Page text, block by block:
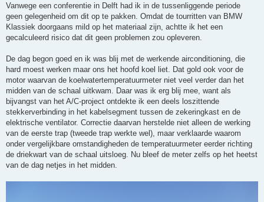
Vanwege een conferentie in Delft had ik in de tussenliggende periode
geen gelegenheid om dit op te pakken. Omdat de tourritten van BMW
Klassiek doorgaans mild op het materiaal zijn, achtte ik het een
gecalculeerd risico dat dit geen problemen zou opleveren.
De dag begon goed en ik was blij met de werkende airconditioning, die
hard moest werken maar ons het hoofd koel liet. Dat gold ook voor de
motor waarvan de koelwatertemperatuurmeter niet veel verder dan het
midden van de schaal uitkwam. Daar was ik erg blij mee, want als
bijvangst van het A/C-project ontdekte ik een deels loszittende
stekkerverbinding in het kabelsegment tussen de zekeringkast en de
elektrische ventilator. Correctie daarvan herstelde niet alleen de werking
van de eerste trap (tweede trap werkte wel), maar verklaarde waarom
onder vergelijkbare omstandigheden de temperatuurmeter eerder richting
de driekwart van de schaal uitsloeg. Nu bleef de meter zelfs op het heetst
van de dag netjes in het midden.